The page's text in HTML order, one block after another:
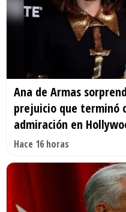
Ana de Armas
prejuicio que terminó
admiración en
Hace 16 horas